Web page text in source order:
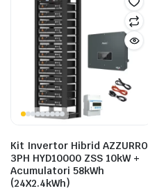
Kit Invertor Hibrid AZZURRO
3PH HYD10000 ZSS 10kW +
Acumulatori 58kWh
(24X2.4kWh)